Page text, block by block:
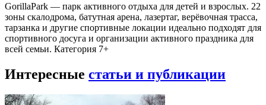
GorillaPark — парк активного отдыха для детей и взрослых. 22
зоны скалодрома, батутная арена, лазертаг, верёвочная трасса,
тарзанка и другие спортивные локации идеально подходят для
спортивного досуга и организации активного праздника для
всей семьи. Категория 7+
Интересные статьи и публикации